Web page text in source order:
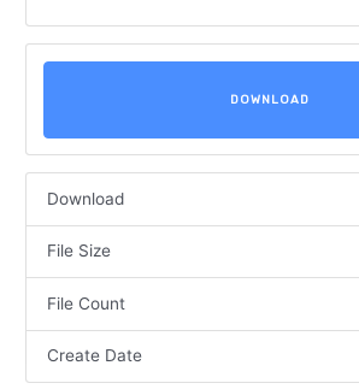
DOWNLOAD
Download
File Size
File Count
Create Date